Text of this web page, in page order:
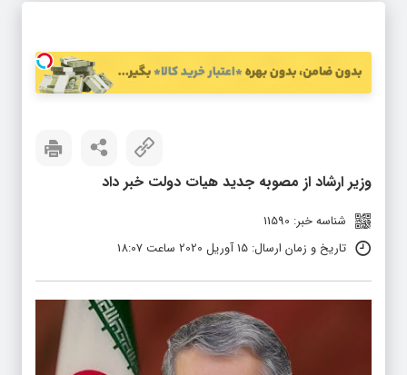
وزیر ارشاد از مصوبه جدید هیات دولت خبر داد
شناسه خبر: 11590
تاریخ و زمان ارسال: 15 آوریل 2020 ساعت 18:07